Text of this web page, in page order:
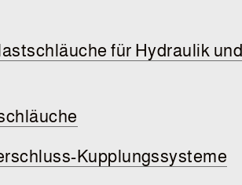
für Hydraulik
Kupplungssysteme